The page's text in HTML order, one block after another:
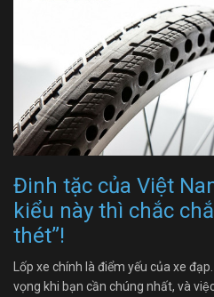
Đinh tặc của Việt
kiểu này thì chắc
thét”!
Lốp xe chính là điểm yếu của xe
vọng khi bạn cần chúng nhất, và